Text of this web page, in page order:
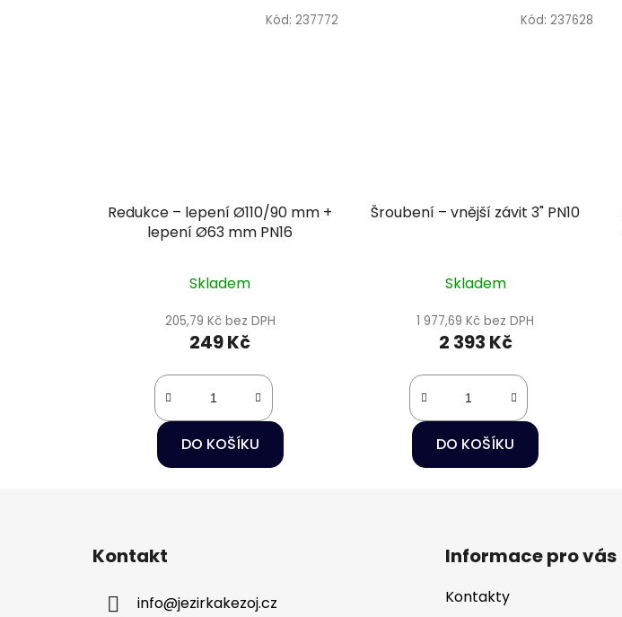
Redukce – lepení Ø110/90 mm +
lepení Ø63 mm PN16
Skladem
205,79 Kč bez DPH
249 Kč
DO KOŠÍKU
Kód: 237772
Šroubení – vnější závit 3" PN10
Skladem
1 977,69 Kč bez DPH
2 393 Kč
DO KOŠÍKU
Kód: 237628
Kontakt
info@jezirkakezoj.cz
Informace pro vás
Kontakty